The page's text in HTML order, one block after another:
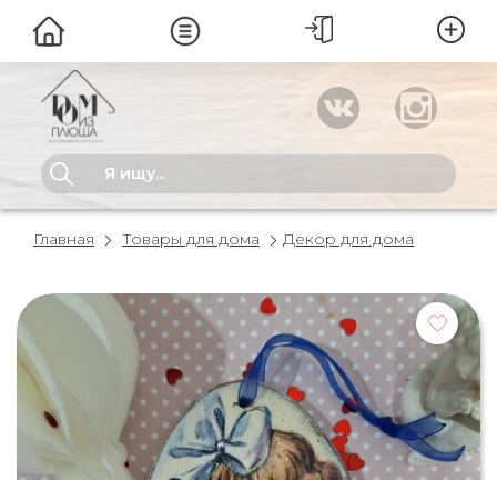
Главная Товары для дома Декор для дома